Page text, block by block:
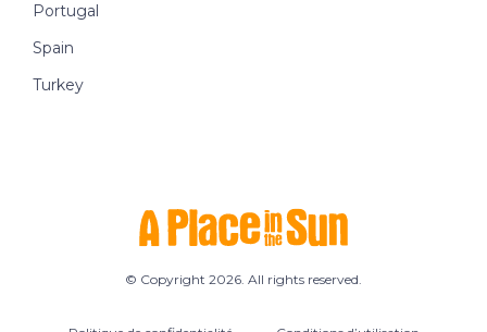
Portugal
Spain
Turkey
© Copyright 2026. All rights reserved.